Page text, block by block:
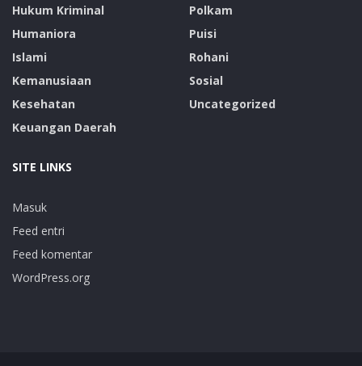
Hukum Kriminal
Humaniora
Islami
Kemanusiaan
Kesehatan
Keuangan Daerah
Polkam
Puisi
Rohani
Sosial
Uncategorized
SITE LINKS
Masuk
Feed entri
Feed komentar
WordPress.org